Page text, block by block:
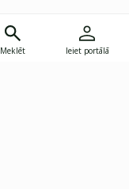
Meklēt Ieiet portālā